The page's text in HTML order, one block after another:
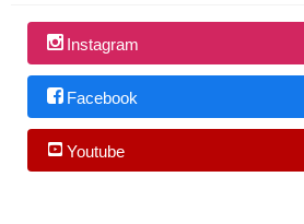
Instagram
Facebook
Youtube